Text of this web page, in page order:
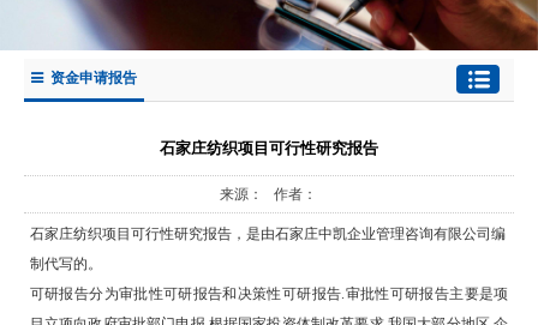
资金申请报告
石家庄纺织项目可行性研究报告
来源： 作者：
石家庄纺织项目可行性研究报告，是由石家庄中凯企业管理咨询有限公司编
制代写的。
可研报告分为审批性可研报告和决策性可研报告.审批性可研报告主要是项